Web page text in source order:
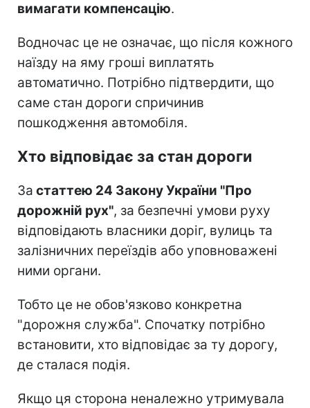
вимагати компенсацію.
Водночас це не означає, що після кожного
наїзду на яму гроші виплатять
автоматично. Потрібно підтвердити, що
саме стан дороги спричинив
пошкодження автомобіля.
Хто відповідає за стан дороги
За статтею 24 Закону України "Про
дорожній рух", за безпечні умови руху
відповідають власники доріг, вулиць та
залізничних переїздів або уповноважені
ними органи.
Тобто це не обов'язково конкретна
"дорожня служба". Спочатку потрібно
встановити, хто відповідає за ту дорогу,
де сталася подія.
Якщо ця сторона неналежно утримувала